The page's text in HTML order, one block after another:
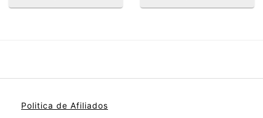
Politica de Afiliados